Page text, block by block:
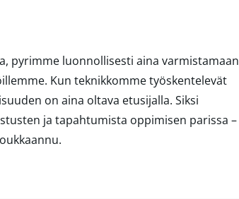
pyrimme luonnollisesti aina varmistamaan
Kun teknikkomme työskentelevät
on aina oltava etusijalla. Siksi
ja tapahtumista oppimisen parissa –